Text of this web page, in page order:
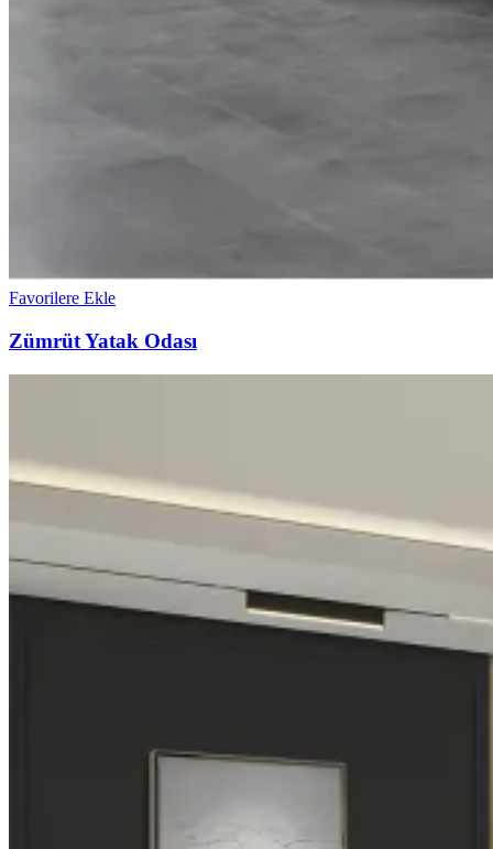
Favorilere Ekle
Zümrüt Yatak Odası